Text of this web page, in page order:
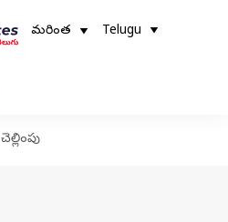
మరింత Telugu
చెల్లింపు